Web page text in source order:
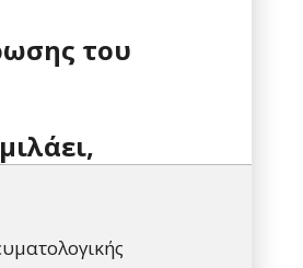
του